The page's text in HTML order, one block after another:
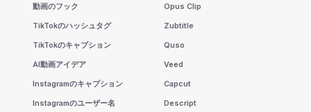
動画のフック
TikTokのハッシュタグ
TikTokのキャプション
AI動画アイデア
Instagramのキャプション
Instagramのユーザー名
Opus Clip
Zubtitle
Quso
Veed
Capcut
Descript